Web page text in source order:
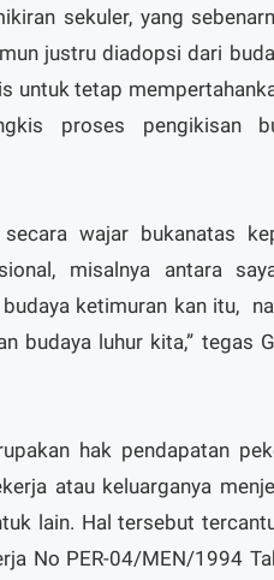
sekuler, yang
justru diadopsi dari
untuk tetap
proses pengikisan
wajar bukanatas
misalnya antara
ketimuran kan itu,
budaya luhur kita,” tegas
hak pendapatan
atau keluarganya
lain. Hal tersebut
No PER-04/MEN/1994